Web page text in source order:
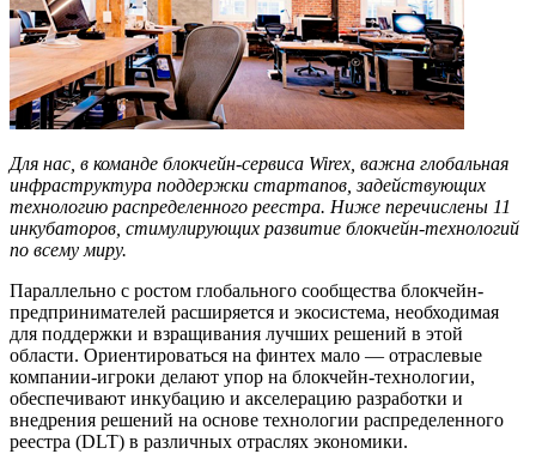
Для нас, в команде блокчейн-сервиса Wirex, важна глобальная
инфраструктура поддержки стартапов, задействующих
технологию распределенного реестра. Ниже перечислены 11
инкубаторов, стимулирующих развитие блокчейн-технологий
по всему миру.
Параллельно с ростом глобального сообщества блокчейн-
предпринимателей расширяется и экосистема, необходимая
для поддержки и взращивания лучших решений в этой
области. Ориентироваться на финтех мало — отраслевые
компании-игроки делают упор на блокчейн-технологии,
обеспечивают инкубацию и акселерацию разработки и
внедрения решений на основе технологии распределенного
реестра (DLT) в различных отраслях экономики.